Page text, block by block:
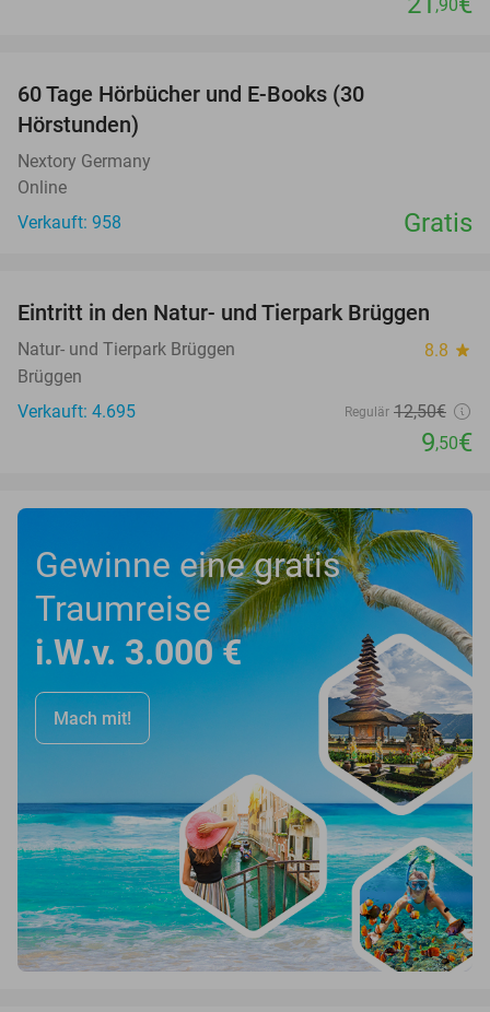
,90
60 Tage Hörbücher und E-Books (30
Hörstunden)
Nextory Germany
Online
Verkauft: 958
Gratis
24%
Eintritt in den Natur- und Tierpark Brüggen
Natur- und Tierpark Brüggen 8.8 star
Brüggen
Verkauft: 4.695
Regulär 12,50€
9,50€
Gewinne eine gratis
Traumreise
i.W.v. 3.000 €
Mach mit!